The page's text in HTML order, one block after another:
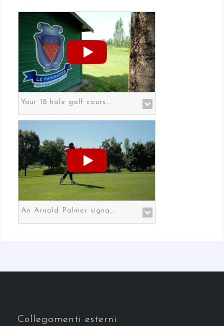
Your 18 hole golf course in Prato the gateway to Florence
An Arnold Palmer signature course in Prato the gateway to Florence
Collegamenti esterni